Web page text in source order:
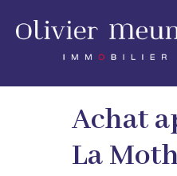
Achat
La